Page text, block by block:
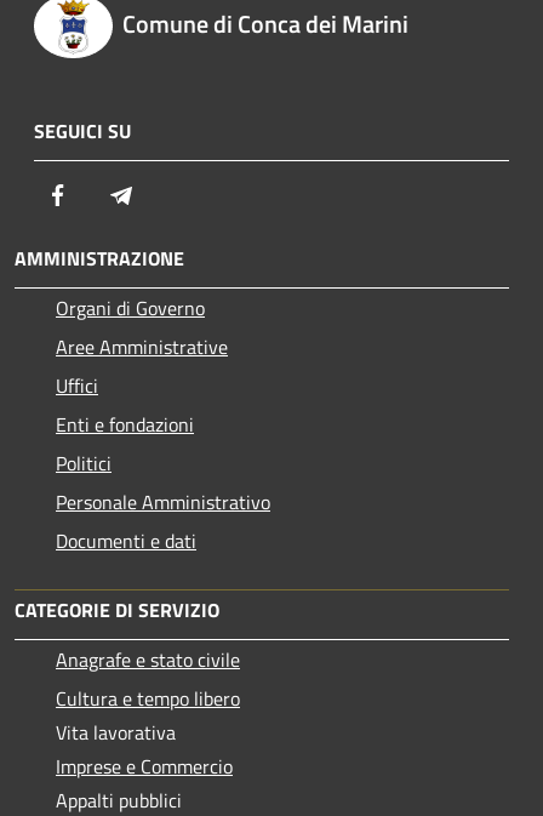
Comune di Conca dei Marini
SEGUICI SU
Facebook
AMMINISTRAZIONE
Organi di Governo
Aree Amministrative
Uffici
Enti e fondazioni
Politici
Personale Amministrativo
Documenti e dati
CATEGORIE DI SERVIZIO
Anagrafe e stato civile
Cultura e tempo libero
Vita lavorativa
Imprese e Commercio
Appalti pubblici